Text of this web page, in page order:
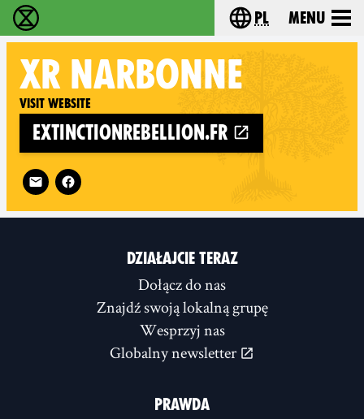
Extinction Rebellion - Home Choose your
pl Menu
XR NARBONNE
Visit website
extinctionrebellion.fr
Follow XR Narbonne on
DZIAŁAJCIE TERAZ
Dołącz do nas
Znajdź swoją lokalną grupę
Wesprzyj nas
Globalny newsletter
PRAWDA